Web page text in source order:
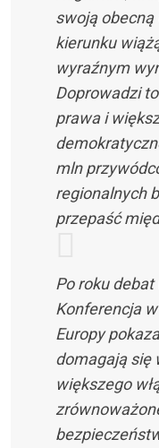
swoją
kierunku
wyraźnym
Doprowadzi
prawa i
mln
regionalnych
przepaść
Po roku
Konferencja
Europy
domagają się
większego